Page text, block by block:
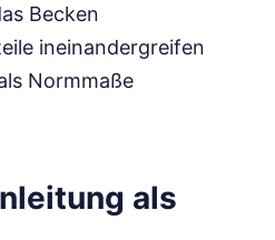
Becken
ineinandergreifen
Normmaße
als